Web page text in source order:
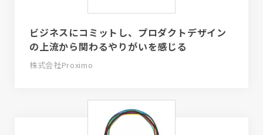
ビジネスにコミットし、プロダクトデザイン
の上流から関わるやりがいを感じる
株式会社Proximo